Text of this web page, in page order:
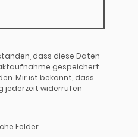
dass diese Daten
gespeichert
Mir ist bekannt, dass
jederzeit widerrufen
Felder